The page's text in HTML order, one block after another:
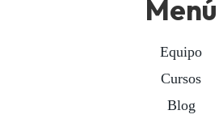
Menú
Equipo
Cursos
Blog